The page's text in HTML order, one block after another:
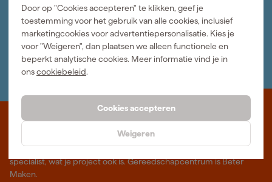
Door op "Cookies accepteren" te klikken, geef je
toestemming voor het gebruik van alle cookies, inclusief
marketingcookies voor advertentiepersonalisatie. Kies je
voor "Weigeren", dan plaatsen we alleen functionele en
beperkt analytische cookies. Meer informatie vind je in
onscookiebeleid.
Cookies accepteren
Weigeren
Jouw account
Log-in en beheer je bestellingen en gegevens
Nieuwsbrief
Inschrijven wekelijkse nieuwsbrief
Wij helpen je graag
Neem contact op met één van onze specialisten.
Waar staat Gereedschapcentrum voor
Professioneel gereedschap met advies op maat: wij zijn dé online
specialist, wat je project ook is. Gereedschapcentrum is Beter
Maken.